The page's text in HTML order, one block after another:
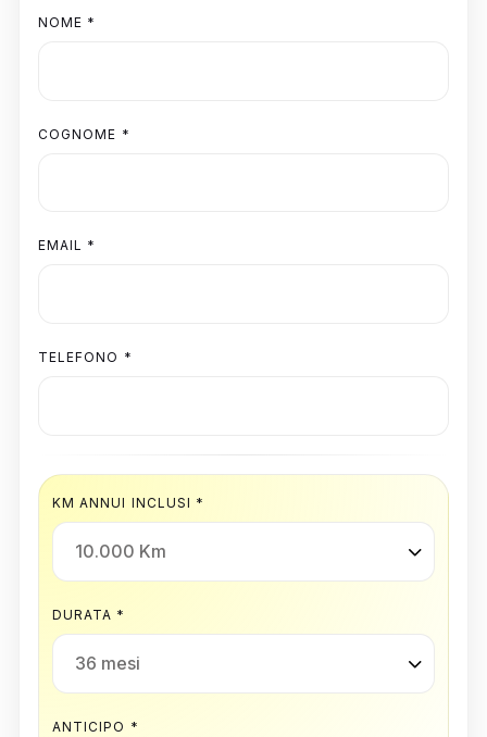
NOME *
COGNOME *
EMAIL *
TELEFONO *
KM ANNUI INCLUSI *
DURATA *
ANTICIPO *